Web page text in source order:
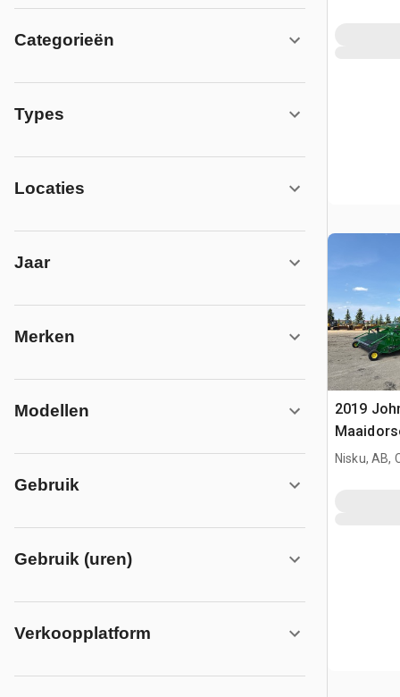
Categorieën
Types
Locaties
Jaar
Merken
Modellen
Gebruik
Gebruik (uren)
Verkoopplatform
2019
Nisku, AB,